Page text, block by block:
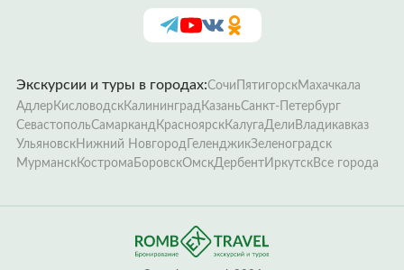
Экскурсии и туры в городах:Сочи ПятигорскМахачкала
Адлер КисловодскКалининградКазаньСанкт-Петербург
СевастопольСамаркандКрасноярскКалугаДели Владикавказ
УльяновскНижний НовгородГеленджикЗеленоградск
МурманскКострома БоровскОмскДербентИркутскВсе города